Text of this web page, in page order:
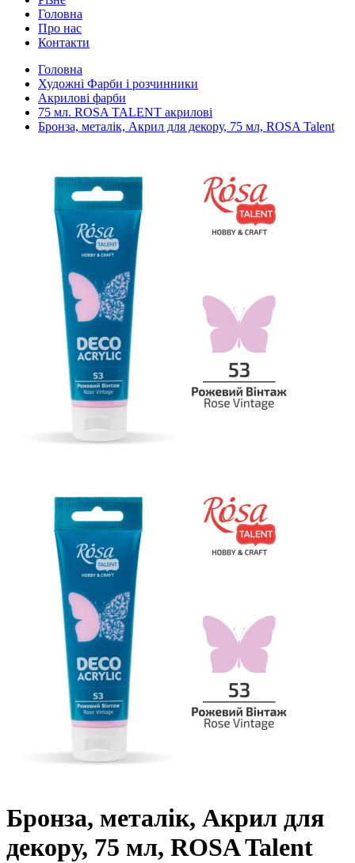
Головна
Про нас
Контакти
Головна
Художні Фарби і розчинники
Акрилові фарби
75 мл. ROSA TALENT акрилові
Бронза, металік, Акрил для декору, 75 мл, ROSA Talent
Бронза, металік, Акрил для
декору, 75 мл, ROSA Talent